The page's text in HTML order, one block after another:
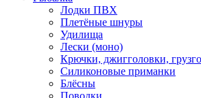
Лодки ПВХ
Плетёные шнуры
Удилища
Лески (моно)
Крючки, джигголовки,
Силиконовые приманки
Блёсны
Поводки